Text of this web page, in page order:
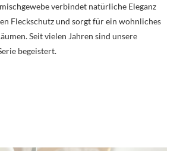
verbindet natürliche Eleganz
Fleckschutz und sorgt für ein wohnliches
Seit vielen Jahren sind unsere
begeistert.